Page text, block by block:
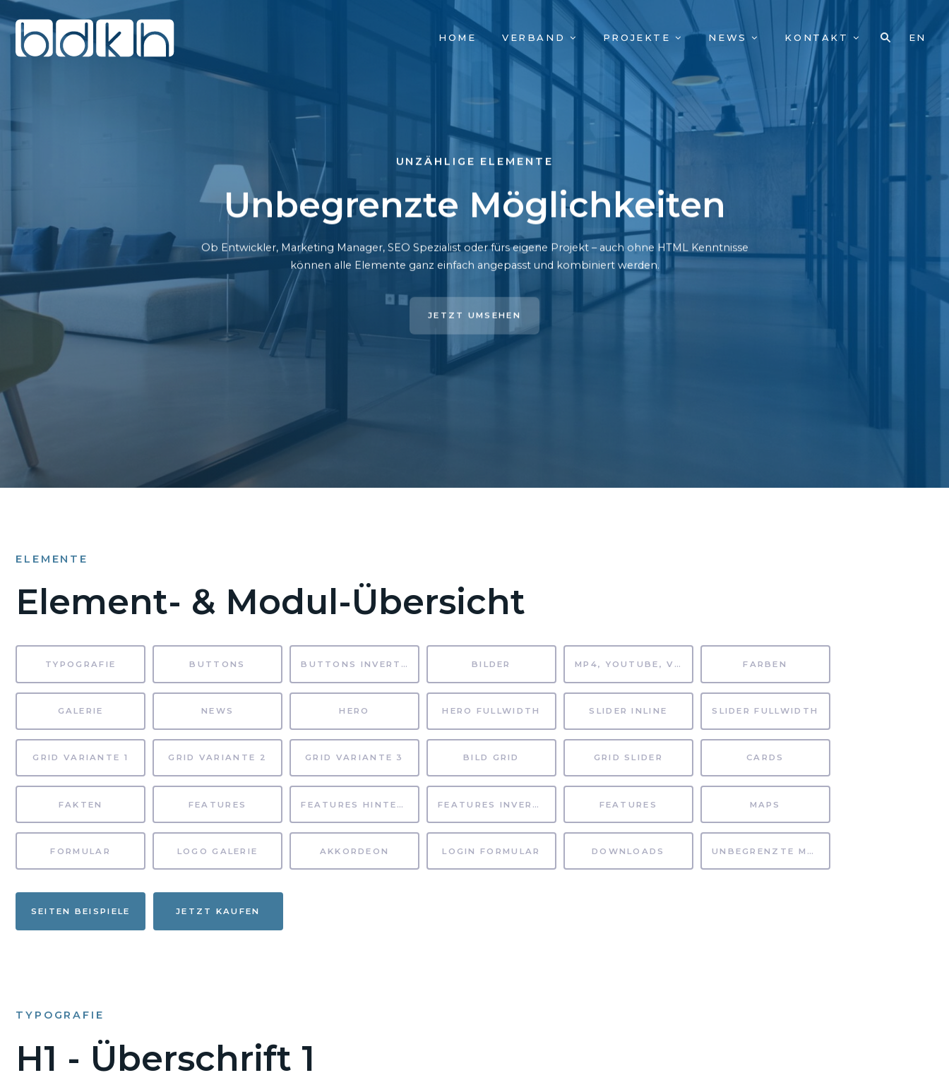
NAVIGATION
ÜBERSPRINGEN
HOME VERBAND PROJEKTE NEWS KONTAKT EN
UNZÄHLIGE ELEMENTE
Unbegrenzte Möglichkeiten
Ob Entwickler, Marketing Manager, SEO Spezialist oder fürs eigene Projekt – auch ohne HTML Kenntnisse
können alle Elemente ganz einfach angepasst und kombiniert werden.
JETZT UMSEHEN
ELEMENTE
Element- & Modul-Übersicht
TYPOGRAFIE BUTTONS BUTTONS INVERTIERT BILDER MP4, YOUTUBE, VIMEO FARBEN
GALERIE NEWS HERO HERO FULLWIDTH SLIDER INLINE SLIDER FULLWIDTH
GRID VARIANTE 1 GRID VARIANTE 2 GRID VARIANTE 3 BILD GRID GRID SLIDER CARDS
FAKTEN FEATURES FEATURES HINTERGRUND FEATURES INVERTIERT FEATURES MAPS
FORMULAR LOGO GALERIE AKKORDEON LOGIN FORMULAR DOWNLOADS UNBEGRENZTE MÖGLICHKEITEN
SEITEN BEISPIELE JETZT KAUFEN
TYPOGRAFIE
H1 - Überschrift 1